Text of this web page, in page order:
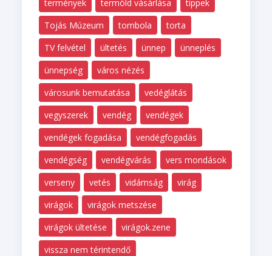
termények
termöld vásárlása
tippek
Tojás Múzeum
tombola
torta
TV felvétel
ültetés ünnep
ünneplés
ünnepség
város nézés
városunk bemutatása
vedéglátás
vegyszerek
vendég
vendégek
vendégek fogadása
vendégfogadás
vendégség
vendégvárás
vers mondások
verseny
vetés vidámság
virág
virágok
virágok metszése
virágok ültetése
virágok.zene
vissza nem térintendő